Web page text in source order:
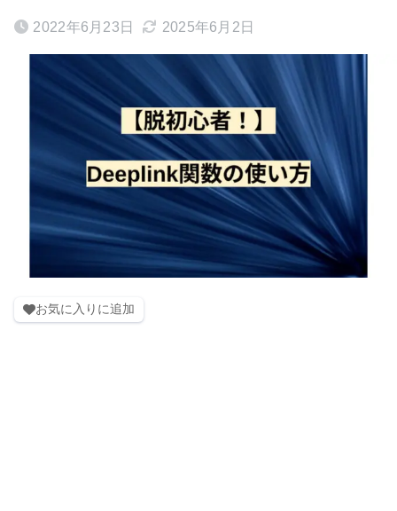
2022年6月23日 2025年6月2日
お気に入りに追加